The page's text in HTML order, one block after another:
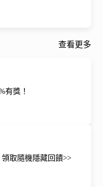
查看更多
有獎！
取隨機隱藏回饋>>